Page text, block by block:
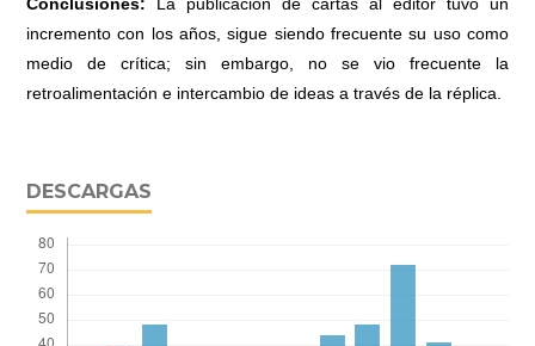
Conclusiones: La publicación de cartas al editor tuvo un
incremento con los años, sigue siendo frecuente su uso como
medio de crítica; sin embargo, no se vio frecuente la
retroalimentación e intercambio de ideas a través de la réplica.
DESCARGAS